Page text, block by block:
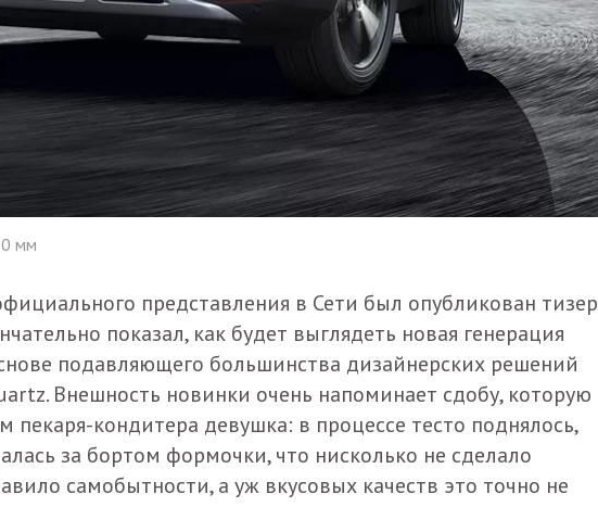
мм
представления в Сети был опубликован тизер
показал, как будет выглядеть новая генерация
подавляющего большинства дизайнерских решений
Внешность новинки очень напоминает сдобу, которую
кондитера девушка: в процессе тесто поднялось,
за бортом формочки, что нисколько не сделало
самобытности, а уж вкусовых качеств это точно не